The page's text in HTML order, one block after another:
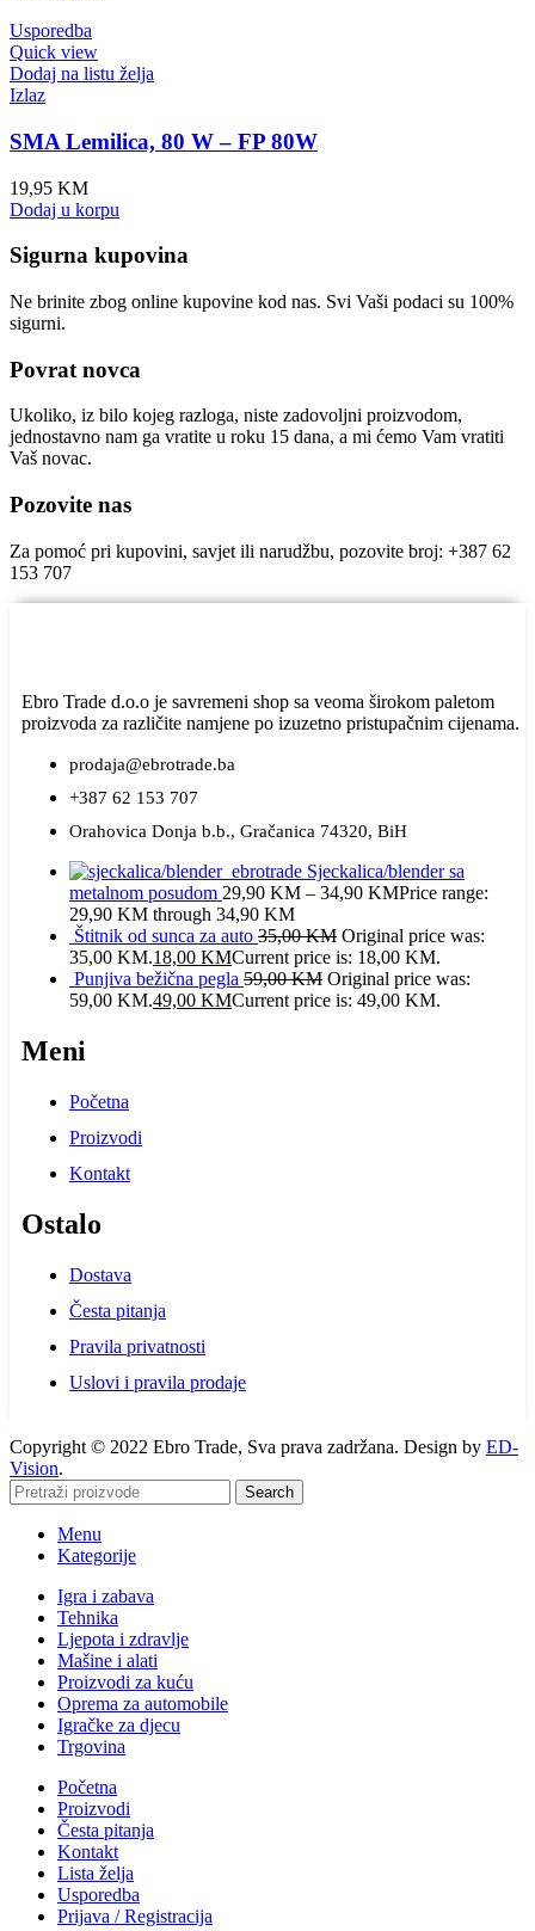
Usporedba
Quick view
Dodaj na listu želja
Izlaz
SMA Lemilica, 80 W – FP 80W
19,95 KM
Dodaj u korpu
Sigurna kupovina
Ne brinite zbog online kupovine kod nas. Svi Vaši podaci su 100%
sigurni.
Povrat novca
Ukoliko, iz bilo kojeg razloga, niste zadovoljni proizvodom,
jednostavno nam ga vratite u roku 15 dana, a mi ćemo Vam vratiti
Vaš novac.
Pozovite nas
Za pomoć pri kupovini, savjet ili narudžbu, pozovite broj: +387 62
153 707
Ebro Trade d.o.o je savremeni shop sa veoma širokom paletom
proizvoda za različite namjene po izuzetno pristupačnim cijenama.
prodaja@ebrotrade.ba
+387 62 153 707
Orahovica Donja b.b., Gračanica 74320, BiH
Sjeckalica/blender sa
metalnom posudom 29,90 KM – 34,90 KMPrice range:
29,90 KM through 34,90 KM
Štitnik od sunca za auto 35,00KM Original price was:
35,00 KM.18,00 KMCurrent price is: 18,00 KM.
Punjiva bežična pegla 59,00KM Original price was:
59,00 KM.49,00 KMCurrent price is: 49,00 KM.
Meni
Početna
Proizvodi
Kontakt
Ostalo
Dostava
Česta pitanja
Pravila privatnosti
Uslovi i pravila prodaje
Copyright © 2022 Ebro Trade, Sva prava zadržana. Design by ED-
Vision.
Search
Menu
Kategorije
Igra i zabava
Tehnika
Ljepota i zdravlje
Mašine i alati
Proizvodi za kuću
Oprema za automobile
Igračke za djecu
Trgovina
Početna
Proizvodi
Česta pitanja
Kontakt
Lista želja
Usporedba
Prijava / Registracija